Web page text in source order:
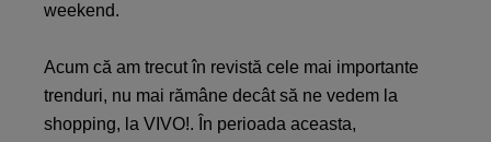
weekend.
Acum că am trecut în revistă cele mai importante
trenduri, nu mai rămâne decât să ne vedem la
shopping, la VIVO!. În perioada aceasta,